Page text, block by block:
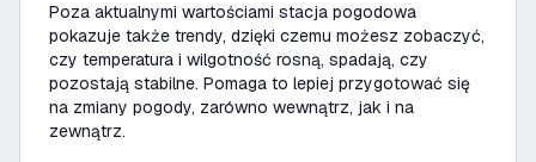
Poza aktualnymi wartościami stacja pogodowa
pokazuje także trendy, dzięki czemu możesz zobaczyć,
czy temperatura i wilgotność rosną, spadają, czy
pozostają stabilne. Pomaga to lepiej przygotować się
na zmiany pogody, zarówno wewnątrz, jak i na
zewnątrz.